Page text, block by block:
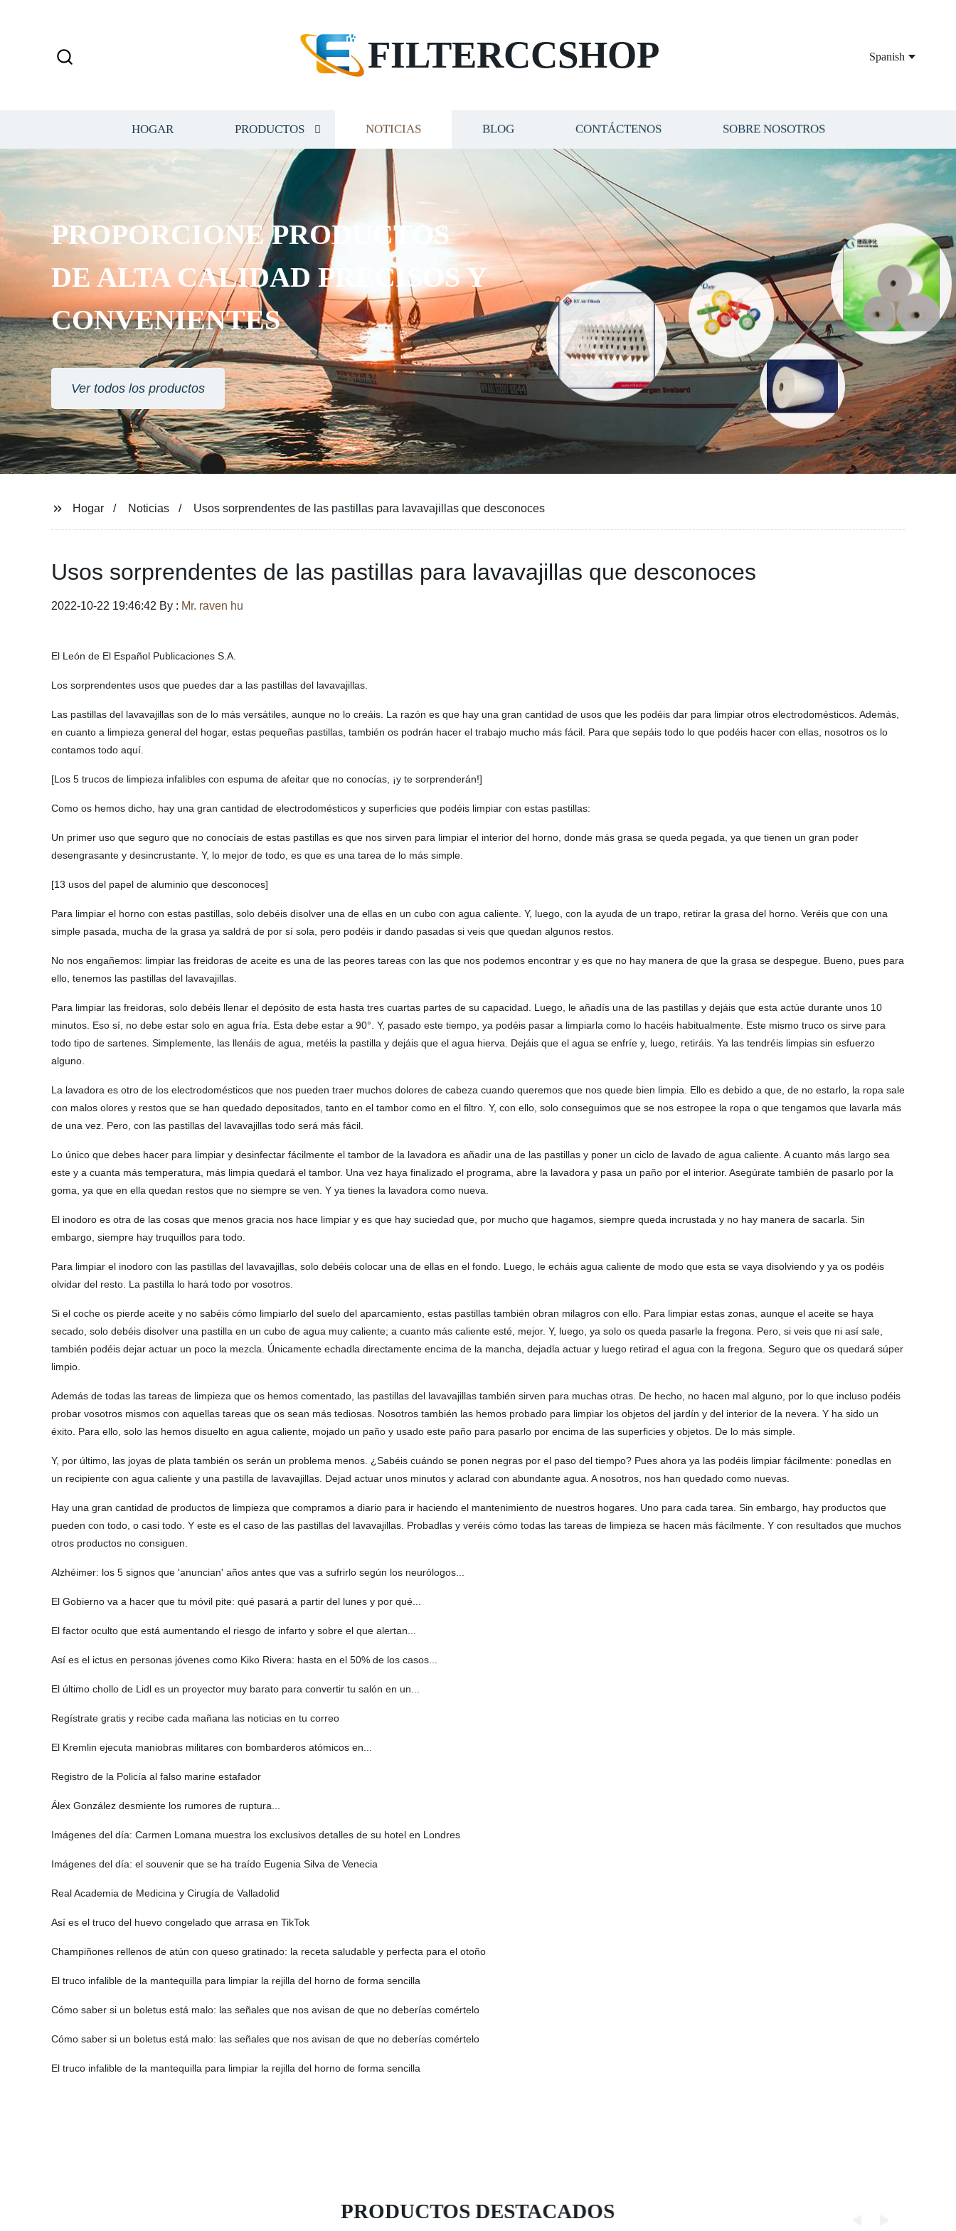
FILTERCCSHOP Spanish
HOGAR PRODUCTOS NOTICIAS BLOG CONTÁCTENOS SOBRE NOSOTROS
PROPORCIONE PRODUCTOS
DE ALTA CALIDAD PRECISOS Y
CONVENIENTES
Ver todos los productos
Hogar Noticias Usos sorprendentes de las pastillas para lavavajillas que desconoces
Usos sorprendentes de las pastillas para lavavajillas que desconoces
2022-10-22 19:46:42 By : Mr. raven hu
El León de El Español Publicaciones S.A.
Los sorprendentes usos que puedes dar a las pastillas del lavavajillas.
Las pastillas del lavavajillas son de lo más versátiles, aunque no lo creáis. La razón es que hay una gran cantidad de usos que les podéis dar para limpiar otros electrodomésticos. Además,
en cuanto a limpieza general del hogar, estas pequeñas pastillas, también os podrán hacer el trabajo mucho más fácil. Para que sepáis todo lo que podéis hacer con ellas, nosotros os lo
contamos todo aquí.
[Los 5 trucos de limpieza infalibles con espuma de afeitar que no conocías, ¡y te sorprenderán!]
Como os hemos dicho, hay una gran cantidad de electrodomésticos y superficies que podéis limpiar con estas pastillas:
Un primer uso que seguro que no conocíais de estas pastillas es que nos sirven para limpiar el interior del horno, donde más grasa se queda pegada, ya que tienen un gran poder
desengrasante y desincrustante. Y, lo mejor de todo, es que es una tarea de lo más simple.
[13 usos del papel de aluminio que desconoces]
Para limpiar el horno con estas pastillas, solo debéis disolver una de ellas en un cubo con agua caliente. Y, luego, con la ayuda de un trapo, retirar la grasa del horno. Veréis que con una
simple pasada, mucha de la grasa ya saldrá de por sí sola, pero podéis ir dando pasadas si veis que quedan algunos restos.
No nos engañemos: limpiar las freidoras de aceite es una de las peores tareas con las que nos podemos encontrar y es que no hay manera de que la grasa se despegue. Bueno, pues para
ello, tenemos las pastillas del lavavajillas.
Para limpiar las freidoras, solo debéis llenar el depósito de esta hasta tres cuartas partes de su capacidad. Luego, le añadís una de las pastillas y dejáis que esta actúe durante unos 10
minutos. Eso sí, no debe estar solo en agua fría. Esta debe estar a 90°. Y, pasado este tiempo, ya podéis pasar a limpiarla como lo hacéis habitualmente. Este mismo truco os sirve para
todo tipo de sartenes. Simplemente, las llenáis de agua, metéis la pastilla y dejáis que el agua hierva. Dejáis que el agua se enfríe y, luego, retiráis. Ya las tendréis limpias sin esfuerzo
alguno.
La lavadora es otro de los electrodomésticos que nos pueden traer muchos dolores de cabeza cuando queremos que nos quede bien limpia. Ello es debido a que, de no estarlo, la ropa sale
con malos olores y restos que se han quedado depositados, tanto en el tambor como en el filtro. Y, con ello, solo conseguimos que se nos estropee la ropa o que tengamos que lavarla más
de una vez. Pero, con las pastillas del lavavajillas todo será más fácil.
Lo único que debes hacer para limpiar y desinfectar fácilmente el tambor de la lavadora es añadir una de las pastillas y poner un ciclo de lavado de agua caliente. A cuanto más largo sea
este y a cuanta más temperatura, más limpia quedará el tambor. Una vez haya finalizado el programa, abre la lavadora y pasa un paño por el interior. Asegúrate también de pasarlo por la
goma, ya que en ella quedan restos que no siempre se ven. Y ya tienes la lavadora como nueva.
El inodoro es otra de las cosas que menos gracia nos hace limpiar y es que hay suciedad que, por mucho que hagamos, siempre queda incrustada y no hay manera de sacarla. Sin
embargo, siempre hay truquillos para todo.
Para limpiar el inodoro con las pastillas del lavavajillas, solo debéis colocar una de ellas en el fondo. Luego, le echáis agua caliente de modo que esta se vaya disolviendo y ya os podéis
olvidar del resto. La pastilla lo hará todo por vosotros.
Si el coche os pierde aceite y no sabéis cómo limpiarlo del suelo del aparcamiento, estas pastillas también obran milagros con ello. Para limpiar estas zonas, aunque el aceite se haya
secado, solo debéis disolver una pastilla en un cubo de agua muy caliente; a cuanto más caliente esté, mejor. Y, luego, ya solo os queda pasarle la fregona. Pero, si veis que ni así sale,
también podéis dejar actuar un poco la mezcla. Únicamente echadla directamente encima de la mancha, dejadla actuar y luego retirad el agua con la fregona. Seguro que os quedará súper
limpio.
Además de todas las tareas de limpieza que os hemos comentado, las pastillas del lavavajillas también sirven para muchas otras. De hecho, no hacen mal alguno, por lo que incluso podéis
probar vosotros mismos con aquellas tareas que os sean más tediosas. Nosotros también las hemos probado para limpiar los objetos del jardín y del interior de la nevera. Y ha sido un
éxito. Para ello, solo las hemos disuelto en agua caliente, mojado un paño y usado este paño para pasarlo por encima de las superficies y objetos. De lo más simple.
Y, por último, las joyas de plata también os serán un problema menos. ¿Sabéis cuándo se ponen negras por el paso del tiempo? Pues ahora ya las podéis limpiar fácilmente: ponedlas en
un recipiente con agua caliente y una pastilla de lavavajillas. Dejad actuar unos minutos y aclarad con abundante agua. A nosotros, nos han quedado como nuevas.
Hay una gran cantidad de productos de limpieza que compramos a diario para ir haciendo el mantenimiento de nuestros hogares. Uno para cada tarea. Sin embargo, hay productos que
pueden con todo, o casi todo. Y este es el caso de las pastillas del lavavajillas. Probadlas y veréis cómo todas las tareas de limpieza se hacen más fácilmente. Y con resultados que muchos
otros productos no consiguen.
Alzhéimer: los 5 signos que 'anuncian' años antes que vas a sufrirlo según los neurólogos...
El Gobierno va a hacer que tu móvil pite: qué pasará a partir del lunes y por qué...
El factor oculto que está aumentando el riesgo de infarto y sobre el que alertan...
Así es el ictus en personas jóvenes como Kiko Rivera: hasta en el 50% de los casos...
El último chollo de Lidl es un proyector muy barato para convertir tu salón en un...
Regístrate gratis y recibe cada mañana las noticias en tu correo
El Kremlin ejecuta maniobras militares con bombarderos atómicos en...
Registro de la Policía al falso marine estafador
Álex González desmiente los rumores de ruptura...
Imágenes del día: Carmen Lomana muestra los exclusivos detalles de su hotel en Londres
Imágenes del día: el souvenir que se ha traído Eugenia Silva de Venecia
Real Academia de Medicina y Cirugía de Valladolid
Así es el truco del huevo congelado que arrasa en TikTok
Champiñones rellenos de atún con queso gratinado: la receta saludable y perfecta para el otoño
El truco infalible de la mantequilla para limpiar la rejilla del horno de forma sencilla
Cómo saber si un boletus está malo: las señales que nos avisan de que no deberías comértelo
Cómo saber si un boletus está malo: las señales que nos avisan de que no deberías comértelo
El truco infalible de la mantequilla para limpiar la rejilla del horno de forma sencilla
PRODUCTOS DESTACADOS